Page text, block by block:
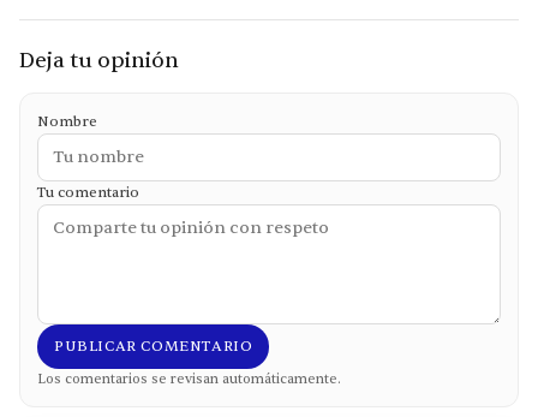
Deja tu opinión
Nombre
Tu comentario
PUBLICAR COMENTARIO
Los comentarios se revisan automáticamente.